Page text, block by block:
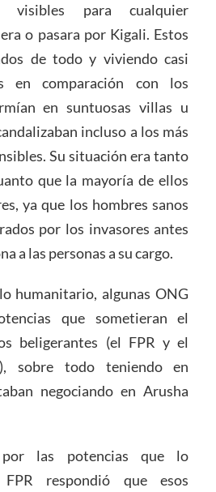
visibles para cualquier
o pasara por Kigali. Estos
de todo y viviendo casi
en comparación con los
en suntuosas villas u
incluso a los más
Su situación era tanto
que la mayoría de ellos
ya que los hombres sanos
por los invasores antes
a las personas a su cargo.
humanitario, algunas ONG
que sometieran el
beligerantes (el FPR y el
sobre todo teniendo en
negociando en Arusha
por las potencias que lo
respondió que esos